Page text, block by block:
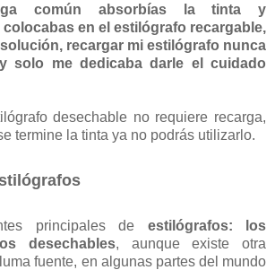
común absorbías la tinta y
en el estilógrafo recargable,
recargar mi estilógrafo nunca
solo me dedicaba darle el cuidado
desechable no requiere recarga,
termine la tinta ya no podrás utilizarlo.
principales de estilógrafos: los
desechables, aunque existe otra
fuente, en algunas partes del mundo